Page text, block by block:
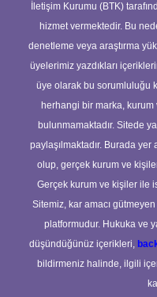
İletişim Kurumu (BTK)
hizmet vermektedir. Bu
denetleme veya araştırma
üyelerimiz yazdıkları
üye olarak bu sorumluluğu
herhangi bir marka, kurum
bulunmamaktadır. Sitede
paylaşılmaktadır. Burada
olup, gerçek kurum ve
Gerçek kurum ve kişiler ile
Sitemiz, kar amacı
platformudur. Hukuka ve
düşündüğünüz içerikleri,
bildirmeniz halinde, ilgili